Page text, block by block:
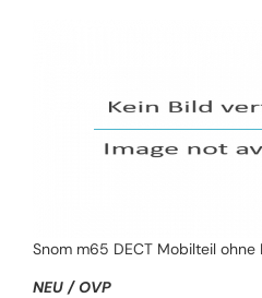
Snom m65 DECT Mobilteil
NEU / OVP